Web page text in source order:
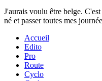
J'aurais voulu être belge.
né et passer toutes mes
Accueil
Edito
Pro
Route
Cyclo